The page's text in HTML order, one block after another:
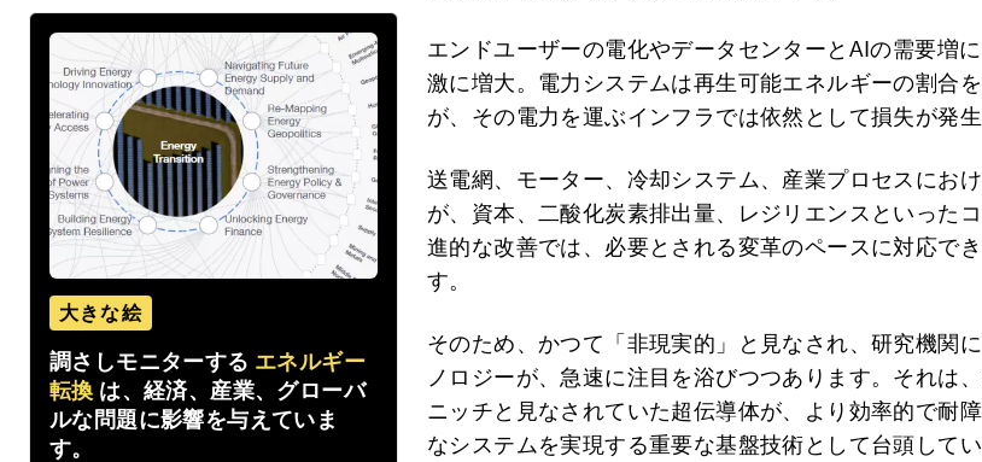
大きな絵
調さしモニターする エネルギー
転換 は、経済、産業、グローバ
ルな問題に影響を与えていま
す。
エンドユーザーの電化やデータセンターとAIの需要増
激に増大。電力システムは再生可能エネルギーの割合
が、その電力を運ぶインフラでは依然として損失が発生
送電網、モーター、冷却システム、産業プロセスにお
が、資本、二酸化炭素排出量、レジリエンスといった
進的な改善では、必要とされる変革のペースに対応で
す。
そのため、かつて「非現実的」と見なされ、研究機関
ノロジーが、急速に注目を浴びつつあります。それは
ニッチと見なされていた超伝導体が、より効率的で耐
なシステムを実現する重要な基盤技術として台頭して